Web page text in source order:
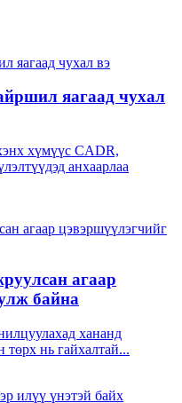
яагаад чухал
хүмүүс CADR,
анхаарлаа
агаар
байна
хананд
төрх нь гайхалтай...